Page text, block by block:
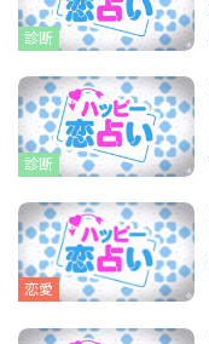
診断
診断
恋愛